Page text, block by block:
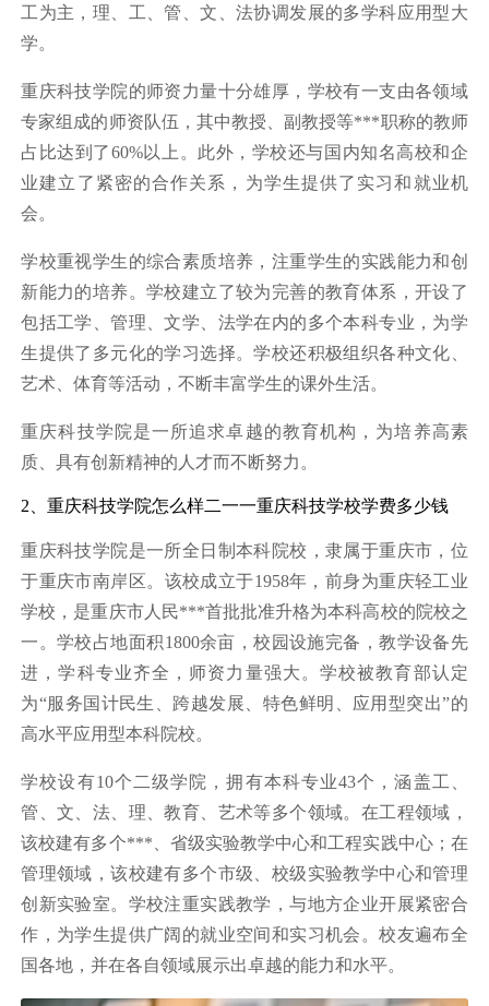
工为主，理、工、管、文、法协调发展的多学科应用型大
学。
重庆科技学院的师资力量十分雄厚，学校有一支由各领域
专家组成的师资队伍，其中教授、副教授等***职称的教师
占比达到了60%以上。此外，学校还与国内知名高校和企
业建立了紧密的合作关系，为学生提供了实习和就业机
会。
学校重视学生的综合素质培养，注重学生的实践能力和创
新能力的培养。学校建立了较为完善的教育体系，开设了
包括工学、管理、文学、法学在内的多个本科专业，为学
生提供了多元化的学习选择。学校还积极组织各种文化、
艺术、体育等活动，不断丰富学生的课外生活。
重庆科技学院是一所追求卓越的教育机构，为培养高素
质、具有创新精神的人才而不断努力。
2、重庆科技学院怎么样二一一重庆科技学校学费多少钱
重庆科技学院是一所全日制本科院校，隶属于重庆市，位
于重庆市南岸区。该校成立于1958年，前身为重庆轻工业
学校，是重庆市人民***首批批准升格为本科高校的院校之
一。学校占地面积1800余亩，校园设施完备，教学设备先
进，学科专业齐全，师资力量强大。学校被教育部认定
为“服务国计民生、跨越发展、特色鲜明、应用型突出”的
高水平应用型本科院校。
学校设有10个二级学院，拥有本科专业43个，涵盖工、
管、文、法、理、教育、艺术等多个领域。在工程领域，
该校建有多个***、省级实验教学中心和工程实践中心；在
管理领域，该校建有多个市级、校级实验教学中心和管理
创新实验室。学校注重实践教学，与地方企业开展紧密合
作，为学生提供广阔的就业空间和实习机会。校友遍布全
国各地，并在各自领域展示出卓越的能力和水平。